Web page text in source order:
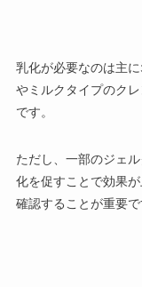
乳化が必要なのは主に
やミルクタイプのク
です。
ただし、一部のジェ
化を促すことで効果
確認することが重要で